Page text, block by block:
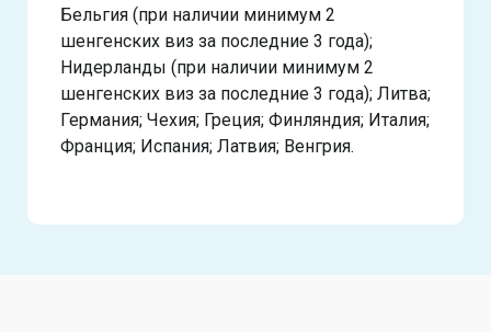
Бельгия (при наличии минимум 2
шенгенских виз за последние 3 года);
Нидерланды (при наличии минимум 2
шенгенских виз за последние 3 года); Литва;
Германия; Чехия; Греция; Финляндия; Италия;
Франция; Испания; Латвия; Венгрия.